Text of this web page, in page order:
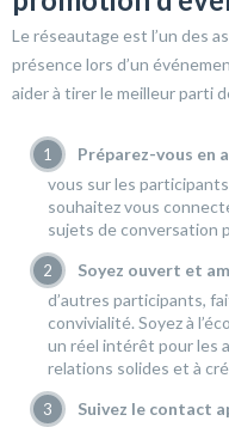
Le réseautage est l’un des
présence lors d’un
aider à tirer le meilleur parti
Préparez-vous en
vous sur les
souhaitez vous
sujets de conversation
Soyez ouvert et
d’autres participants,
convivialité. Soyez à
un réel intérêt pour les
relations solides et à
Suivez le contact